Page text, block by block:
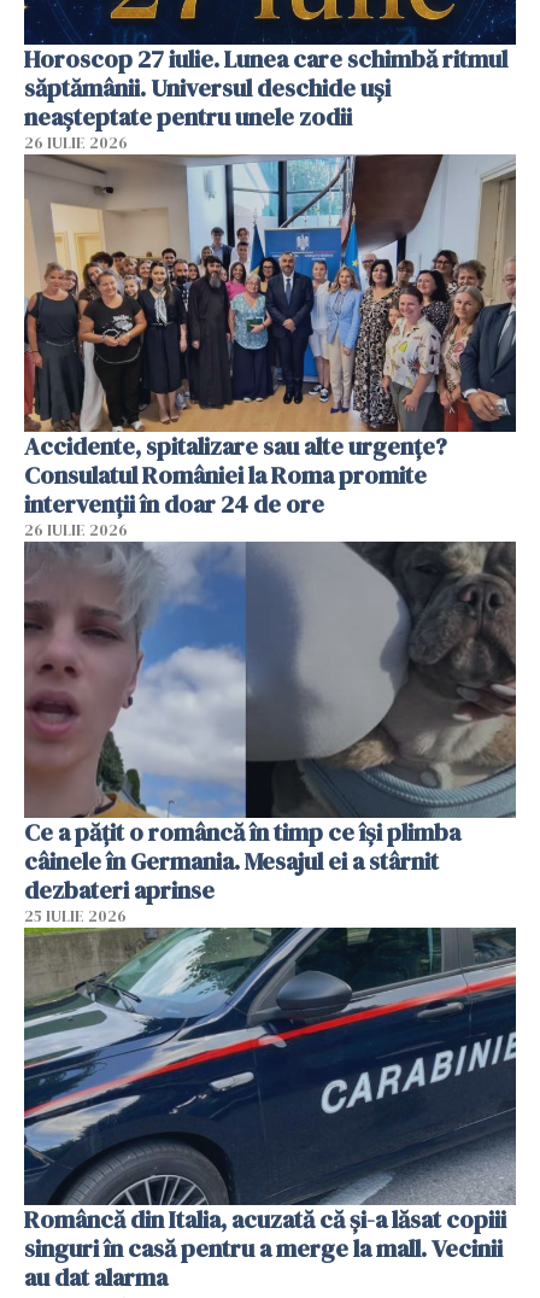
Horoscop 27 iulie. Lunea care schimbă ritmul
săptămânii. Universul deschide uși
neașteptate pentru unele zodii
26 IULIE 2026
Accidente, spitalizare sau alte urgențe?
Consulatul României la Roma promite
intervenții în doar 24 de ore
26 IULIE 2026
Ce a pățit o româncă în timp ce își plimba
câinele în Germania. Mesajul ei a stârnit
dezbateri aprinse
25 IULIE 2026
Româncă din Italia, acuzată că și-a lăsat copiii
singuri în casă pentru a merge la mall. Vecinii
au dat alarma